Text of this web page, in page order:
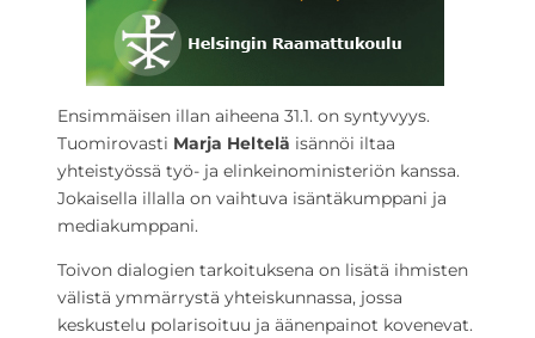
Ensimmäisen illan aiheena 31.1. on syntyvyys.
Tuomirovasti Marja Heltelä isännöi iltaa
yhteistyössä työ- ja elinkeinoministeriön kanssa.
Jokaisella illalla on vaihtuva isäntäkumppani ja
mediakumppani.
Toivon dialogien tarkoituksena on lisätä ihmisten
välistä ymmärrystä yhteiskunnassa, jossa
keskustelu polarisoituu ja äänenpainot kovenevat.